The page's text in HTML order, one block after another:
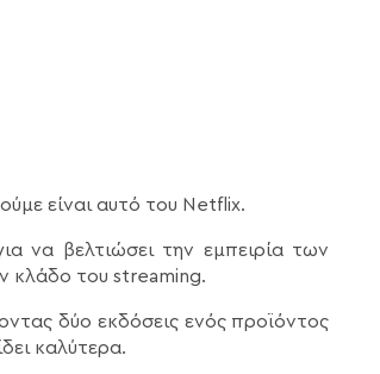
είναι αυτό του Netflix.
να βελτιώσει την εμπειρία των
κλάδο του streaming.
δύο εκδόσεις ενός προϊόντος
καλύτερα.